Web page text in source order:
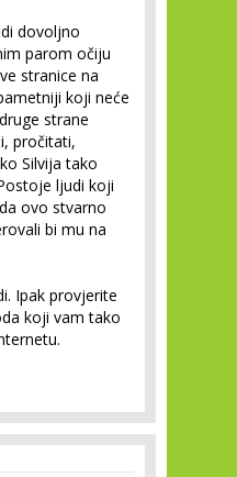
dovoljno
parom očiju
stranice na
koji neće
strane
pročitati,
Silvija tako
ljudi koji
ovo stvarno
bi mu na
Ipak provjerite
koji vam tako